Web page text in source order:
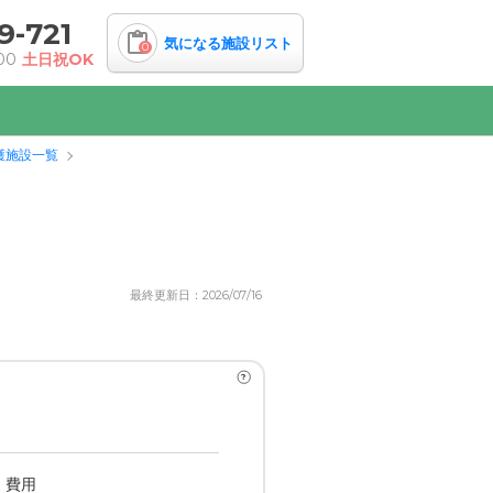
721
土日祝OK
0 気になる施設リスト
施設一覧
最終更新日：2026/07/16
?
費用